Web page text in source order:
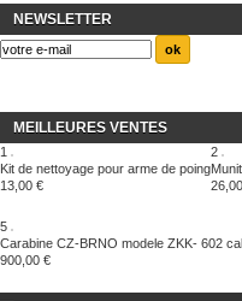
NEWSLETTER
MEILLEURES VENTES
1
Kit de nettoyage pour arme de poing
13,00 €
2
5
Carabine CZ-BRNO modele ZKK- 602
900,00 €